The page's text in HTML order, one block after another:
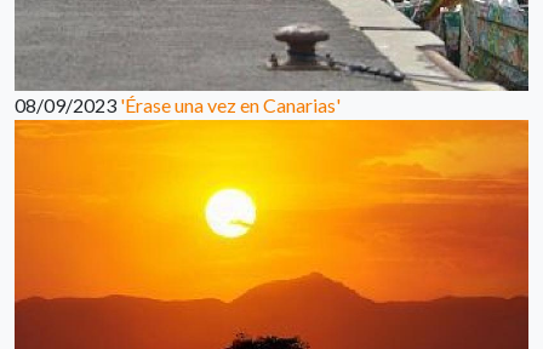
08/09/2023 'Érase una vez en Canarias'